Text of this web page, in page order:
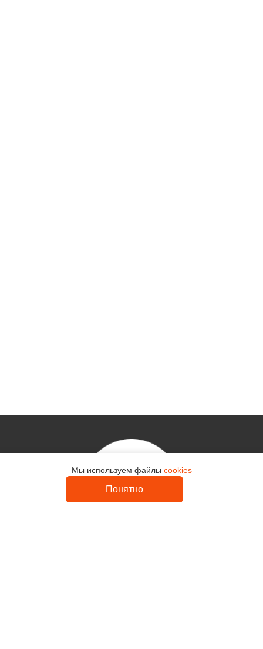
Контакты
Мы используем файлы cookies
Понятно